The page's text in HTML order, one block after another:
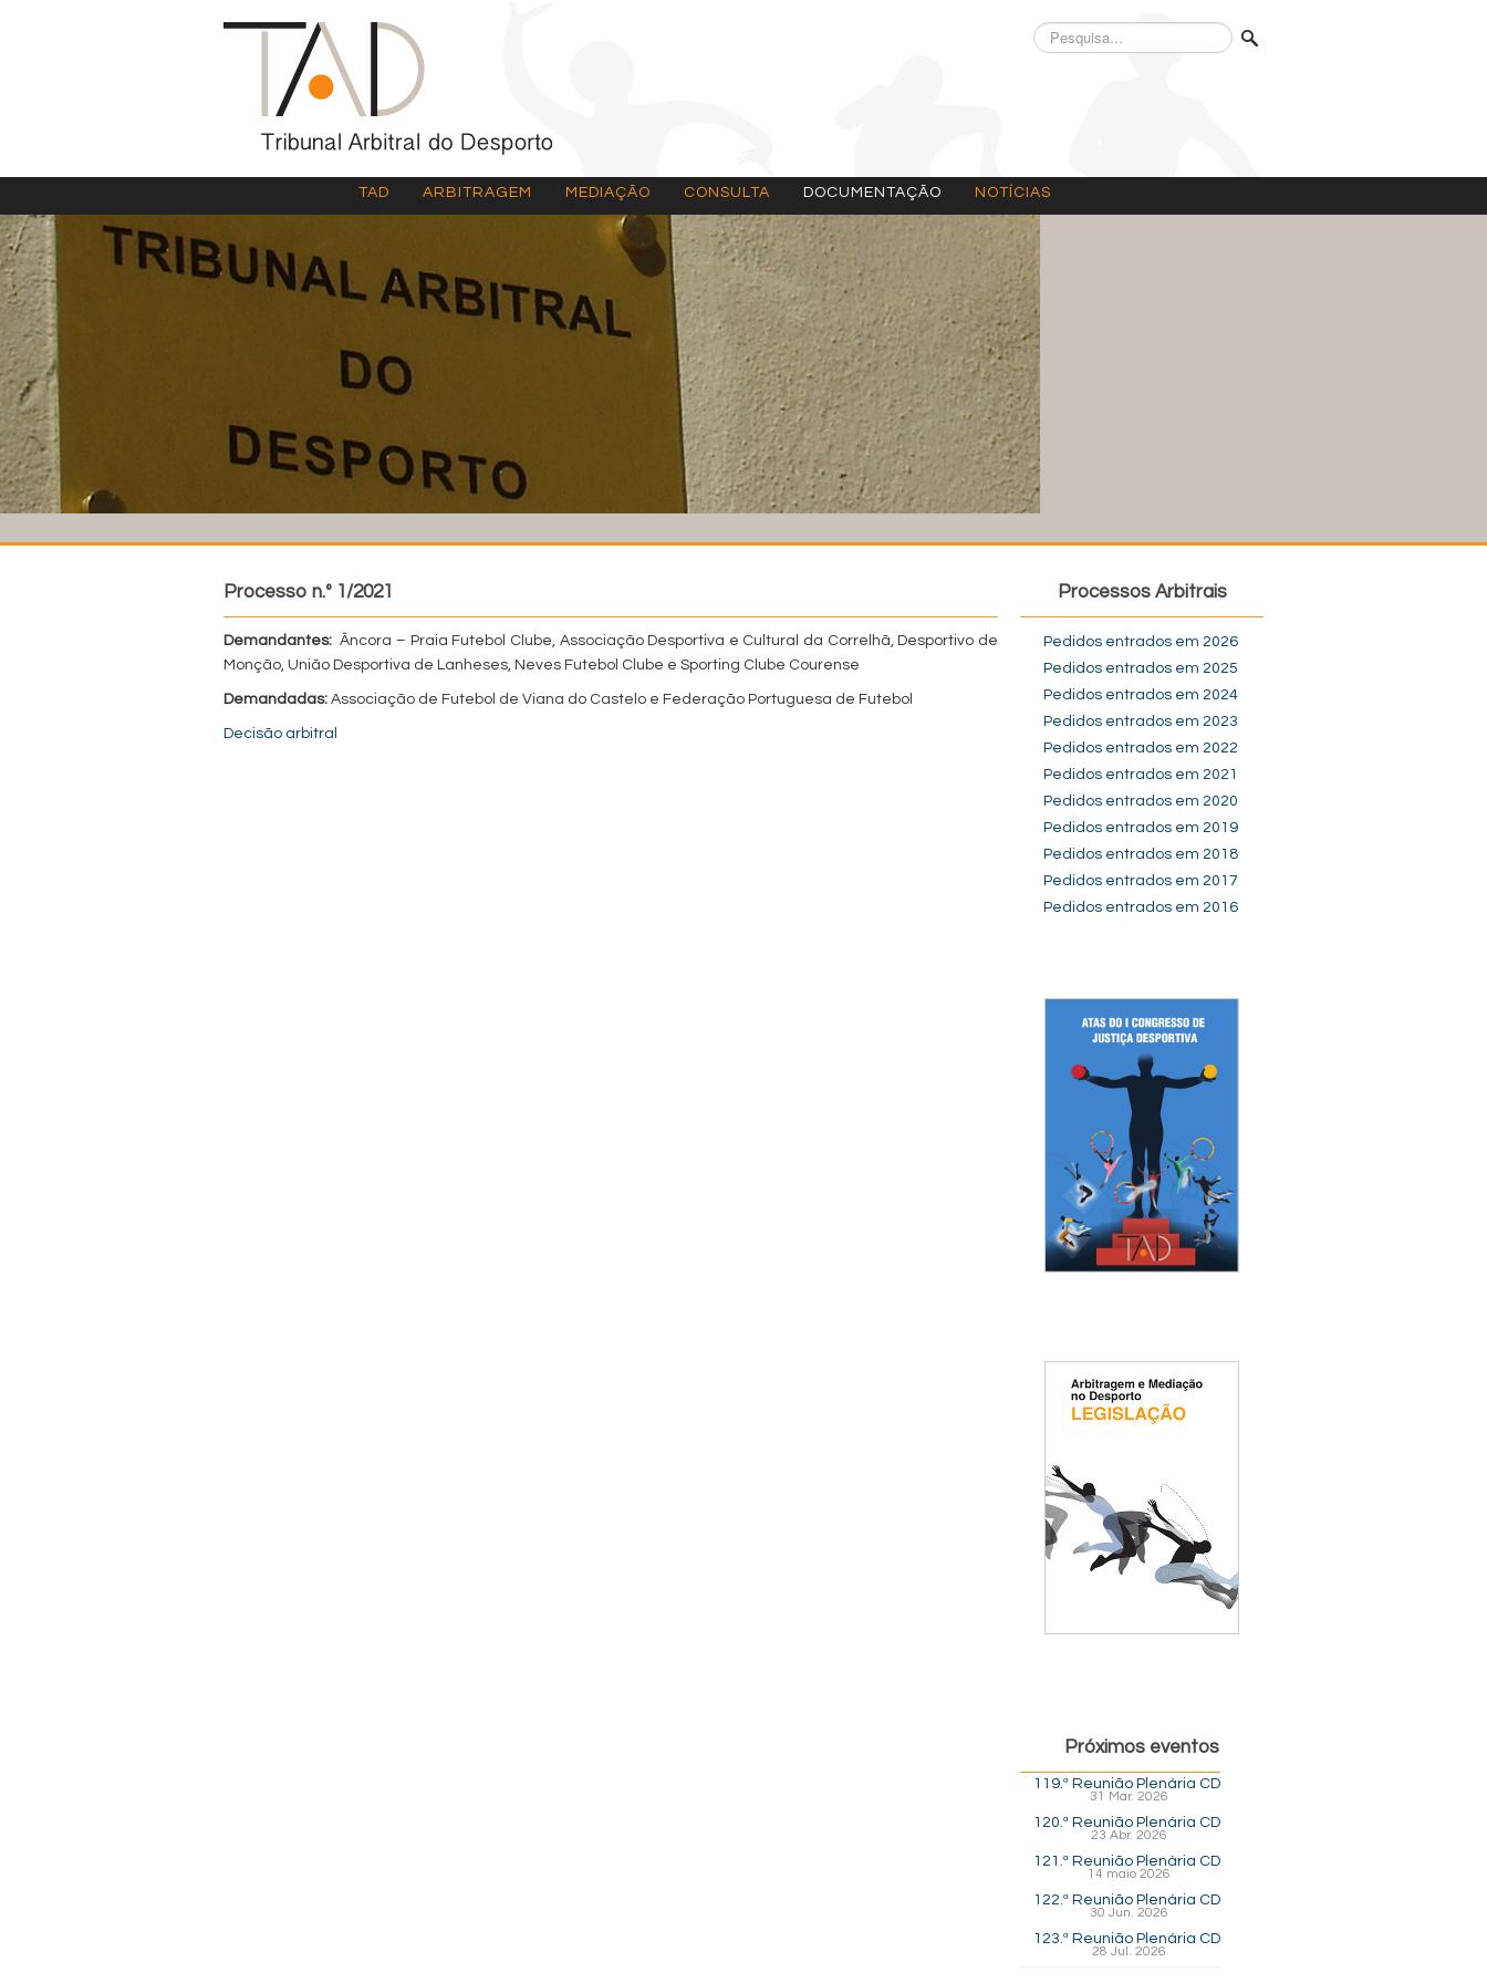
Pesquisa...
TAD ARBITRAGEM MEDIAÇÃO CONSULTA DOCUMENTAÇÃO NOTÍCIAS
Processo n.º 1/2021
Demandantes: Âncora – Praia Futebol Clube, Associação Desportiva e Cultural da Correlhã, Desportivo de
Monção, União Desportiva de Lanheses, Neves Futebol Clube e Sporting Clube Courense
Demandadas: Associação de Futebol de Viana do Castelo e Federação Portuguesa de Futebol
Decisão arbitral
Processos Arbitrais
Pedidos entrados em 2026
Pedidos entrados em 2025
Pedidos entrados em 2024
Pedidos entrados em 2023
Pedidos entrados em 2022
Pedidos entrados em 2021
Pedidos entrados em 2020
Pedidos entrados em 2019
Pedidos entrados em 2018
Pedidos entrados em 2017
Pedidos entrados em 2016
Próximos eventos
119.ª Reunião Plenária CD
31 Mar. 2026
120.ª Reunião Plenária CD
23 Abr. 2026
121.ª Reunião Plenária CD
14 maio 2026
122.ª Reunião Plenária CD
30 Jun. 2026
123.ª Reunião Plenária CD
28 Jul. 2026